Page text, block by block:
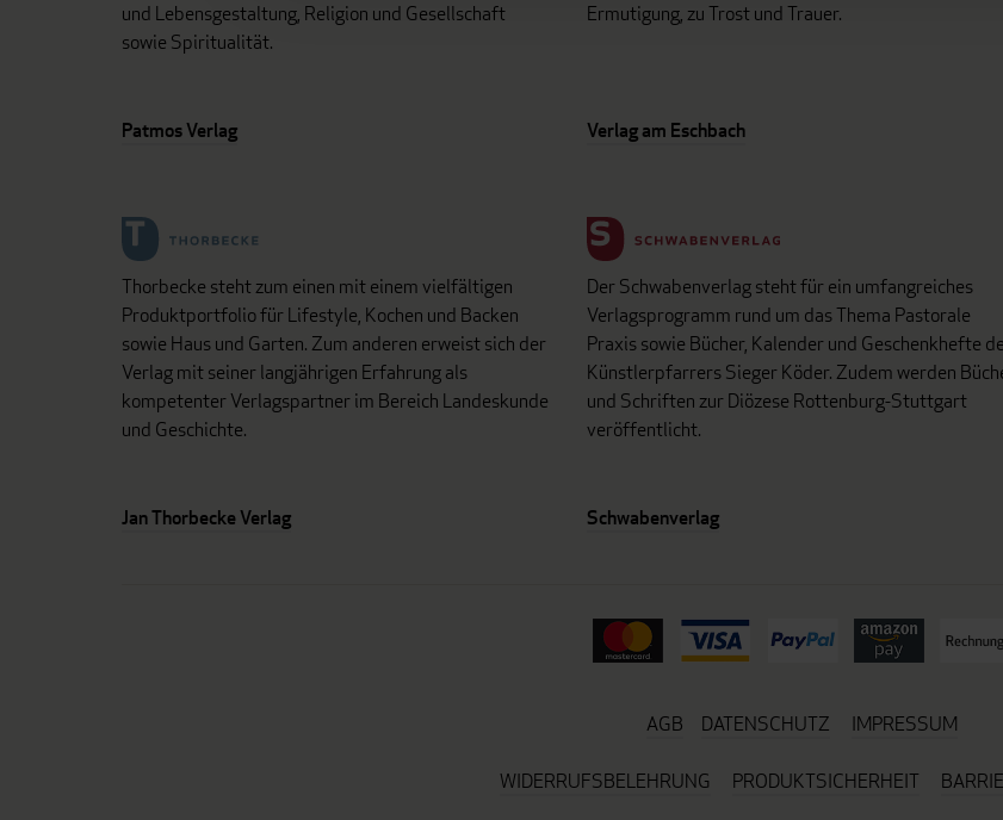
und Lebensgestaltung, Religion und Gesellschaft
sowie Spiritualität.
Patmos Verlag
Ermutigung, zu Trost und Trauer.
Verlag am Eschbach
Thorbecke steht zum einen mit einem vielfältigen
Produktportfolio für Lifestyle, Kochen und Backen
sowie Haus und Garten. Zum anderen erweist sich der
Verlag mit seiner langjährigen Erfahrung als
kompetenter Verlagspartner im Bereich Landeskunde
und Geschichte.
Jan Thorbecke Verlag
Der Schwabenverlag steht für ein umfangreiches
Verlagsprogramm rund um das Thema Pastorale
Praxis sowie Bücher, Kalender und Geschenkhefte
Künstlerpfarrers Sieger Köder. Zudem werden
und Schriften zur Diözese Rottenburg-Stuttgart
veröffentlicht.
Schwabenverlag
AGB DATENSCHUTZ IMPRESSUM
WIDERRUFSBELEHRUNG PRODUKTSICHERHEIT